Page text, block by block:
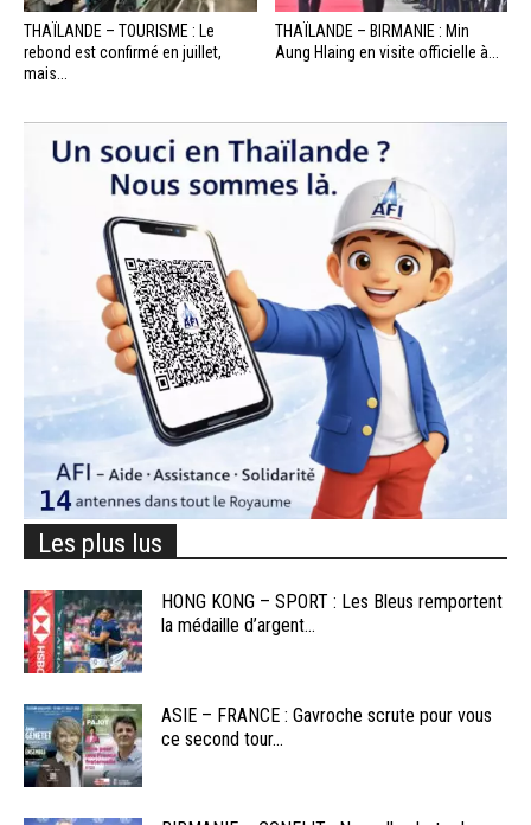
THAÏLANDE – TOURISME : Le
rebond est confirmé en juillet,
mais...
THAÏLANDE – BIRMANIE : Min
Aung Hlaing en visite officielle à...
Les plus lus
HONG KONG – SPORT : Les Bleus remportent
la médaille d’argent...
ASIE – FRANCE : Gavroche scrute pour vous
ce second tour...